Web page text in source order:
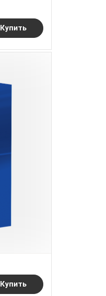
Купить
Купить